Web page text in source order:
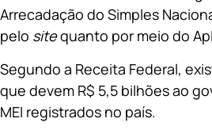
Arrecadação do Simples
pelo sitequanto por meio do
Segundo a Receita Federal,
que devem R$ 5,5 bilhões ao
MEI registrados no país.